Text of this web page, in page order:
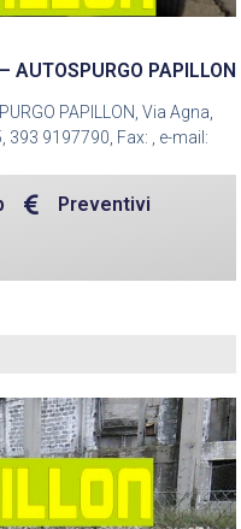
PAPILLON
PAPILLON, Via Agna,
393 9197790, Fax: , e-mail:
Preventivi